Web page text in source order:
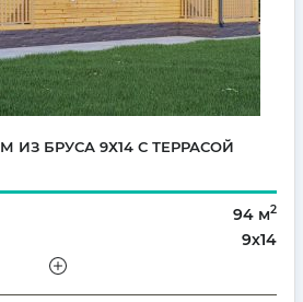
БРУСА 9Х14 С ТЕРРАСОЙ
94 м2
9х14
4